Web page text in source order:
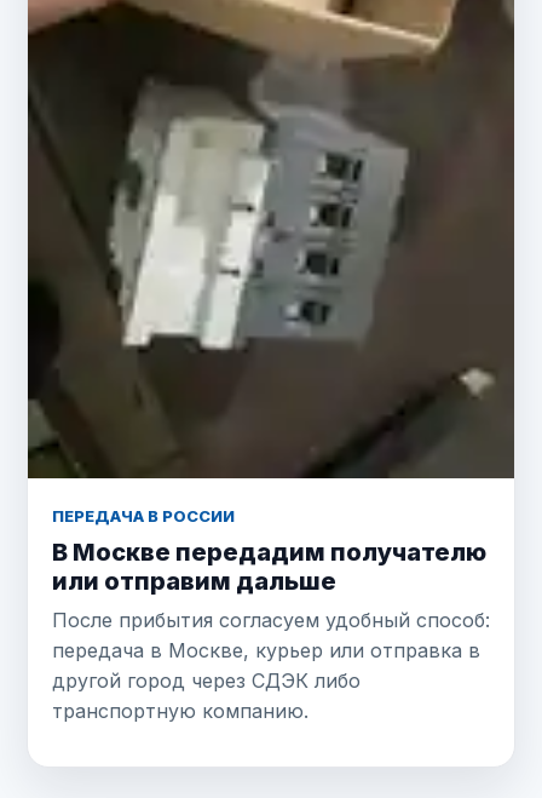
ПЕРЕДАЧА В РОССИИ
В Москве передадим получателю
или отправим дальше
После прибытия согласуем удобный способ:
передача в Москве, курьер или отправка в
другой город через СДЭК либо
транспортную компанию.